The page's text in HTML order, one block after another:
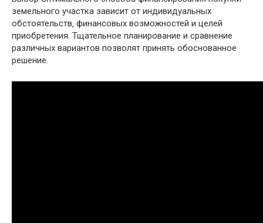
земельного участка зависит от индивидуальных
обстоятельств‚ финансовых возможностей и целей
приобретения. Тщательное планирование и сравнение
различных вариантов позволят принять обоснованное
решение.